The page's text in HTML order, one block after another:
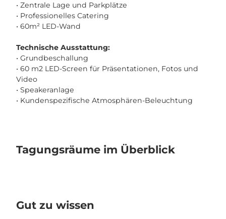
• Zentrale Lage und Parkplätze
• Professionelles Catering
• 60m² LED-Wand
Technische Ausstattung:
• Grundbeschallung
• 60 m2 LED-Screen für Präsentationen, Fotos und
Video
• Speakeranlage
• Kundenspezifische Atmosphären-Beleuchtung
Tagungsräume im Überblick
Gut zu wissen